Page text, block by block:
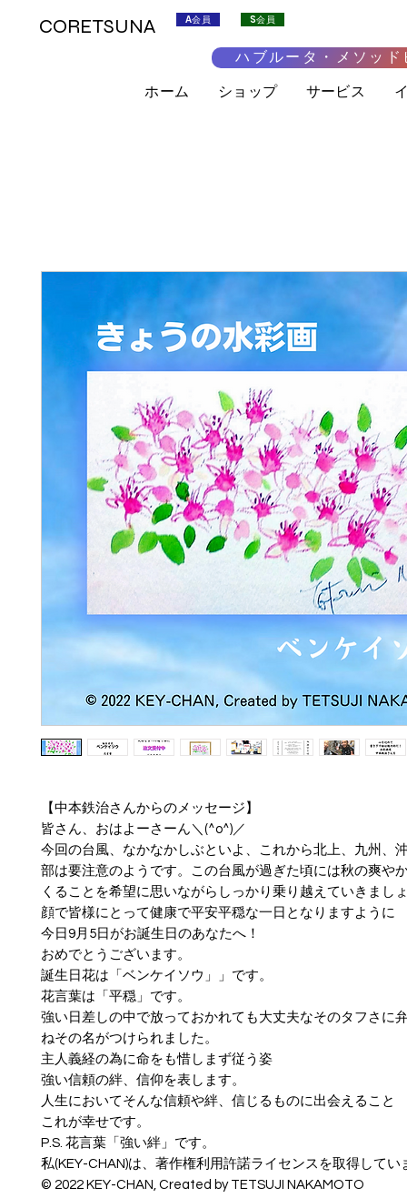
CORETSUNA A会員 S会員
ハブルータ・メソッド
ホーム ショップ サービス
【中本鉄治さんからのメッセージ】
皆さん、おはよーさーん＼(^o^)／
今回の台風、なかなかしぶといよ、これから北上、九州、
部は要注意のようです。この台風が過ぎた頃には秋の爽や
くることを希望に思いながらしっかり乗り越えていきまし
顔で皆様にとって健康で平安平穏な一日となりますように
今日9月5日がお誕生日のあなたへ！
おめでとうございます。
誕生日花は「ベンケイソウ」」です。
花言葉は「平穏」です。
強い日差しの中で放っておかれても大丈夫なそのタフさに
ねその名がつけられました。
主人義経の為に命をも惜しまず従う姿
強い信頼の絆、信仰を表します。
人生においてそんな信頼や絆、信じるものに出会えること
これが幸せです。
P.S. 花言葉「強い絆」です。
私(KEY-CHAN)は、著作権利用許諾ライセンスを取得してい
© ︎2022 KEY-CHAN, Created by TETSUJI NAKAMOTO